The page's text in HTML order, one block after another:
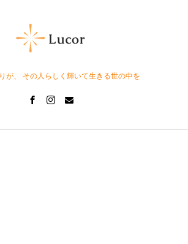
が、 その人らしく輝いて生きる世の中を